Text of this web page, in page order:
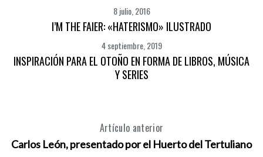
8 julio, 2016
I’M THE FAIER: «HATERISMO» ILUSTRADO
4 septiembre, 2019
INSPIRACIÓN PARA EL OTOÑO EN FORMA DE LIBROS, MÚSICA
Y SERIES
Artículo anterior
Carlos León, presentado por el Huerto del Tertuliano